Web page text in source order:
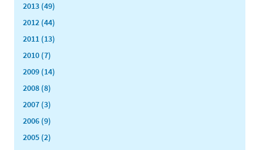
2013 (49)
2012 (44)
2011 (13)
2010 (7)
2009 (14)
2008 (8)
2007 (3)
2006 (9)
2005 (2)